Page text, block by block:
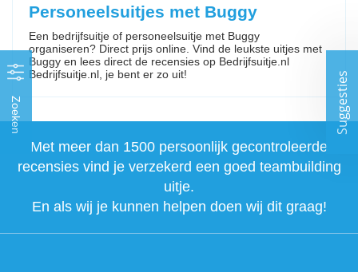
Zoeken
Personeelsuitjes met Buggy
Een bedrijfsuitje of personeelsuitje met Buggy
organiseren? Direct prijs online. Vind de leukste uitjes met
Buggy en lees direct de recensies op Bedrijfsuitje.nl
Bedrijfsuitje.nl, je bent er zo uit!
Met meer dan 1500 persoonlijk gecontroleerde
recensies vind je verzekerd een goed teambuilding
uitje.
En als wij je kunnen helpen doen wij dit graag!
Suggesties